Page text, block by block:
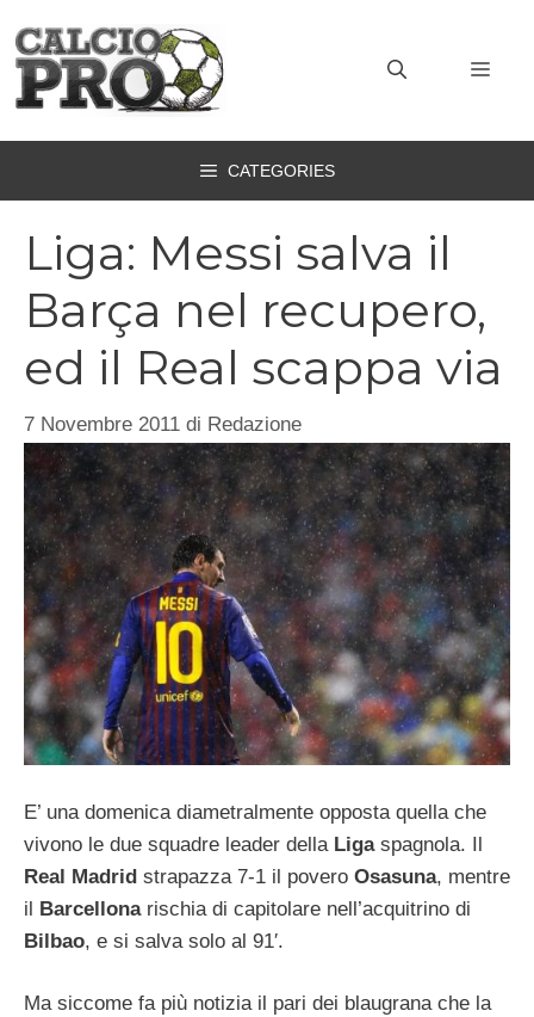
contenuto
CATEGORIES
Liga: Messi salva il
Barça nel recupero,
ed il Real scappa via
7 Novembre 2011 di Redazione
E’ una domenica diametralmente opposta quella che
vivono le due squadre leader della Ligaspagnola. Il
Real Madrid strapazza 7-1 il povero Osasuna, mentre
il Barcellonarischia di capitolare nell’acquitrino di
Bilbao, e si salva solo al 91′.
Ma siccome fa più notizia il pari dei blaugrana che la